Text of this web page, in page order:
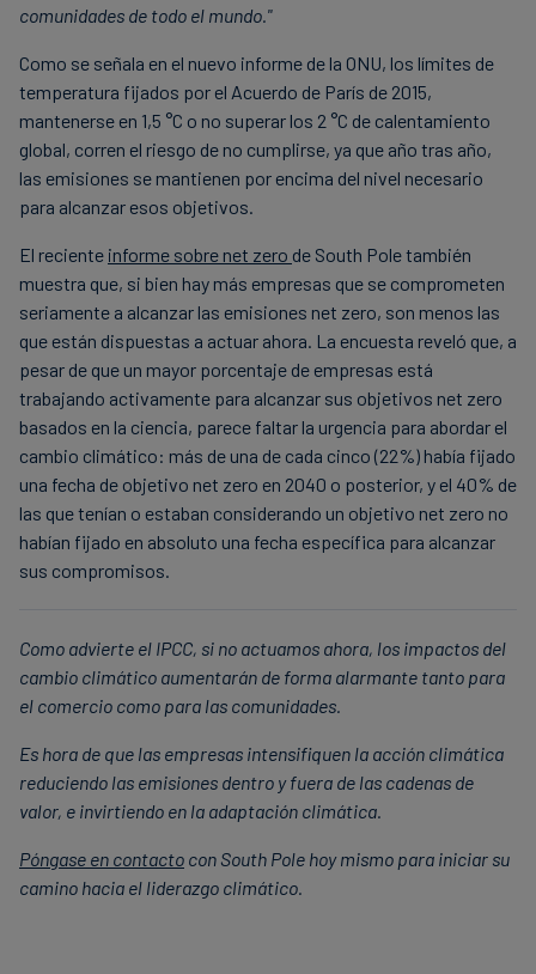
comunidades de todo el mundo."
Como se señala en el nuevo informe de la ONU, los límites de
temperatura fijados por el Acuerdo de París de 2015,
mantenerse en 1,5 °C o no superar los 2 °C de calentamiento
global, corren el riesgo de no cumplirse, ya que año tras año,
las emisiones se mantienen por encima del nivel necesario
para alcanzar esos objetivos.
El reciente informe sobre net zero de South Pole también
muestra que, si bien hay más empresas que se comprometen
seriamente a alcanzar las emisiones net zero, son menos las
que están dispuestas a actuar ahora. La encuesta reveló que, a
pesar de que un mayor porcentaje de empresas está
trabajando activamente para alcanzar sus objetivos net zero
basados en la ciencia, parece faltar la urgencia para abordar el
cambio climático: más de una de cada cinco (22%) había fijado
una fecha de objetivo net zero en 2040 o posterior, y el 40% de
las que tenían o estaban considerando un objetivo net zero no
habían fijado en absoluto una fecha específica para alcanzar
sus compromisos.
Como advierte el IPCC, si no actuamos ahora, los impactos del
cambio climático aumentarán de forma alarmante tanto para
el comercio como para las comunidades.
Es hora de que las empresas intensifiquen la acción climática
reduciendo las emisiones dentro y fuera de las cadenas de
valor, e invirtiendo en la adaptación climática.
Póngase en contacto con South Pole hoy mismo para iniciar su
camino hacia el liderazgo climático.